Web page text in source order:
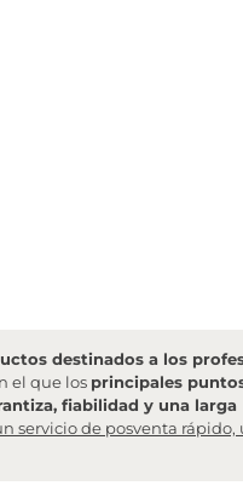
destinados a los
el que los principales
fiabilidad y una larga
servicio de posventa rápido,